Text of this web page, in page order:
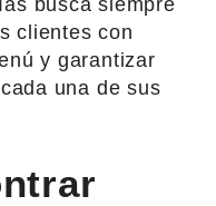
clientes con
y garantizar
una de sus